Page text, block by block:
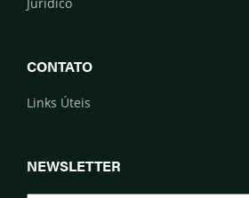
Jurídico
CONTATO
Links Úteis
NEWSLETTER